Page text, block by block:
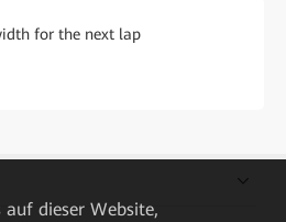
for the next lap
dieser Website,